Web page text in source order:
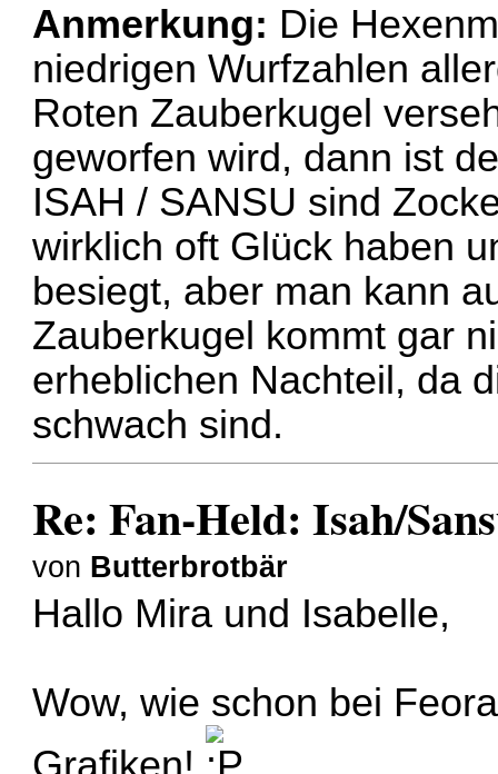
Anmerkung: Die
niedrigen Wurfzahlen
Roten Zauberkugel
geworfen wird, dann ist
ISAH / SANSU sind
wirklich oft Glück haben
besiegt, aber man kann
Zauberkugel kommt gar
erheblichen Nachteil, da
schwach sind.
Re: Fan-Held: Isah/
von Butterbrotbär
Hallo Mira und Isabelle,
Wow, wie schon bei